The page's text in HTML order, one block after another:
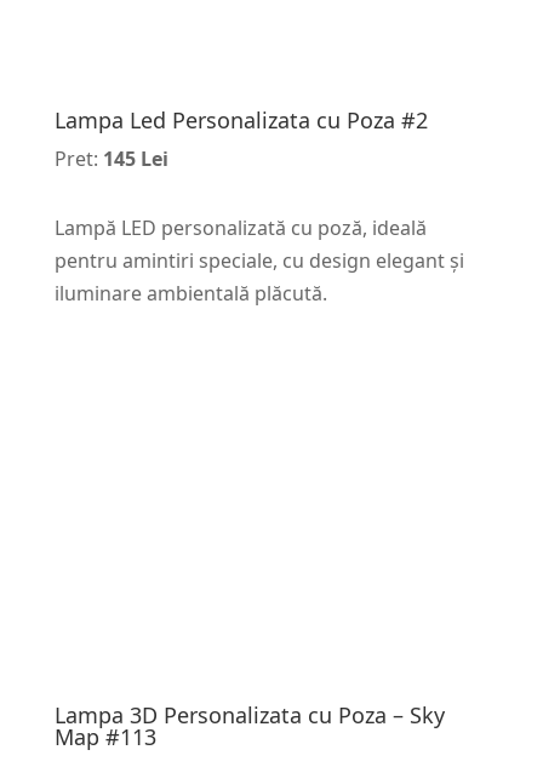
Lampa Led Personalizata cu Poza #2
Pret: 145 Lei
Lampă LED personalizată cu poză, ideală
pentru amintiri speciale, cu design elegant și
iluminare ambientală plăcută.
Lampa 3D Personalizata cu Poza – Sky
Map #113